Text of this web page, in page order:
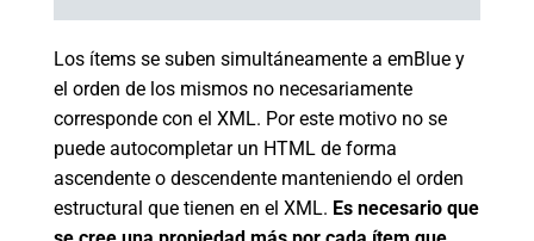
Los ítems se suben simultáneamente a emBlue y
el orden de los mismos no necesariamente
corresponde con el XML. Por este motivo no se
puede autocompletar un HTML de forma
ascendente o descendente manteniendo el orden
estructural que tienen en el XML. Es necesario que